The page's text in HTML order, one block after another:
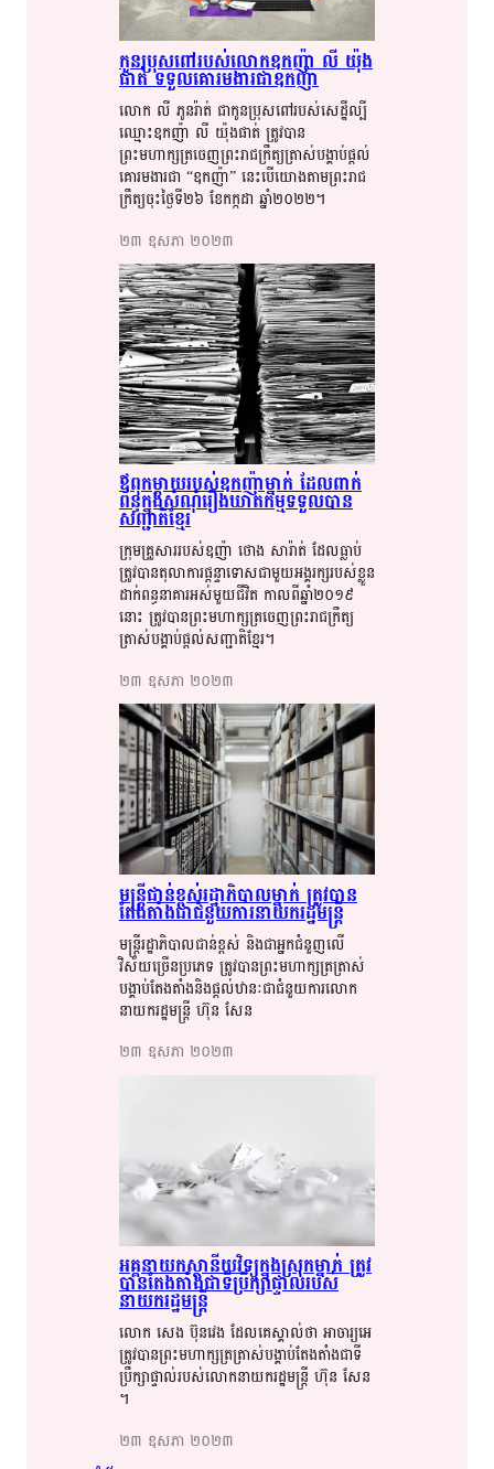
កូនប្រុស​​ពៅ​​របស់​​​លោក​​ឧកញ៉ា​​ លី​​ យ៉ុង​​
ផាត់​​ ទទួល​​គោរមងារ​​ជា​​​ឧកញ៉ា​​
លោក​​ លី​​ ភូ​​នរ៉ា​​ត់​​ ជា​​​កូនប្រុស​​ពៅ​​​របស់​​​សេដ្ឋី​​ល្បី
ឈ្មោះ​​ឧកញ៉ា​​ លី​​ យ៉ុង​​ផាត់​​ ត្រូវ​​បាន​​​
ព្រះមហាក្សត្រ​​​ចេញ​​​ព្រះ​​​រាជ​​​ក្រឹត្យ​​​​ត្រាស់​​បង្គាប់​​ផ្តល់​​
គោរមងារ​​ជា​​ “ឧកញ៉ា​​” នេះ​​បើ​​យោង​​តាម​​​ព្រះរាជ​​
ក្រឹត្យ​​​ចុះ​​ថ្ងៃទី​​​២៦​​ ខែកក្កដា​​ ឆ្នាំ​​​២០២២​​។​​
២៣​ ឧសភា​ ២០២៣​
ឪពុក​​ម្តាយ​​​របស់​​​ឧកញ៉ា​​ម្នាក់​​ ដែល​​ពាក់
ព័ន្ធ​​ក្នុង​​សំណុំរឿង​​​ឃាតកម្ម​​​ទទួល​​​បាន​​​
សញ្ជាតិ​​​ខ្មែរ​​​
ក្រុម​​គ្រួសារ​​​របស់​​​ឧញ៉ា​​​ ថោង​​ សា​​រ៉ាត់​​ ដែល​​ធ្លាប់​​
ត្រូវ​​បាន​​​តុលាការ​​ផ្តន្ទា​​ទោស​​​ជាមួយ​​​អង្គរក្ស​​​របស់​​​ខ្លួន​​​
ដាក់​​ពន្ធនាគារ​​​អស់មួយជីវិត​​ ​កាលពី​​ឆ្នាំ​​​២០១៩​​​
នោះ​​ ​ត្រូវ​​​បាន​​​ព្រះមហាក្សត្រ​​ចេញ​​ព្រះរាជ​​ក្រឹត្យ​​​
ត្រាស់​​​បង្គាប់​​​ផ្តល់​​សញ្ជាតិ​​​ខ្មែរ​​។​​​
២៣​ ឧសភា​ ២០២៣​
មន្ត្រី​​ជាន់ខ្ពស់​​រដ្ឋាភិបាល​​​ម្នាក់​​ ​ត្រូវ​​​​បាន​​​
តែង​​​​តាំង​​​​ជា​​​ជំនួយការ​​​​​​នាយក​​​រដ្ឋមន្ត្រី​​
មន្ត្រី​​រដ្ឋាភិបាល​​​ជាន់ខ្ពស់​​ និង​​ជា​​អ្នក​​​ជំនួញ​​លើ​​​
វិស័យ​​ច្រើន​​​ប្រភេទ​​ ​ត្រូវ​​​បាន​​​ព្រះមហាក្សត្រ​​ត្រាស់​​
បង្គាប់​​តែងតាំង​​និង​​ផ្តល់​​ឋានៈ​​ជា​​​ជំនួយការ​​​លោក
នាយក​​រដ្ឋមន្ត្រី​​ ហ៊ុន​​ សែន​​​
២៣​ ឧសភា​ ២០២៣​
អគ្គនាយក​​ស្ថានីយ​​វិទ្យុ​​ក្នុង​​ស្រុក​​ម្នាក់​​​ ត្រូវ​​​
បាន​​​តែង​​​តាំង​​​ជា​​​ទីប្រឹក្សា​​ផ្ទាល់​​របស់​​​
នាយក​​​រដ្ឋមន្ត្រី​​
លោក​​ សេង​​ ប៊ុ​​នវេង​​ ដែល​​​គេ​​ស្គាល់​​ថា​​ អាចារ្យ​​អេ​​
ត្រូវ​​បាន​​​ព្រះមហាក្សត្រ​​ត្រាស់​​បង្គាប់​​តែងតាំង​​ជា​​​ទី
ប្រឹក្សា​​​ផ្ទាល់​​​របស់​​​លោកនាយក​​រដ្ឋមន្ត្រី​​ ហ៊ុន​​ សែន​​​
។​​
២៣​ ឧសភា​ ២០២៣​